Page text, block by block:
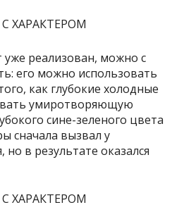
уже реализован, можно с
его можно использовать
как глубокие холодные
умиротворяющую
сине-зеленого цвета
сначала вызвал у
но в результате оказался